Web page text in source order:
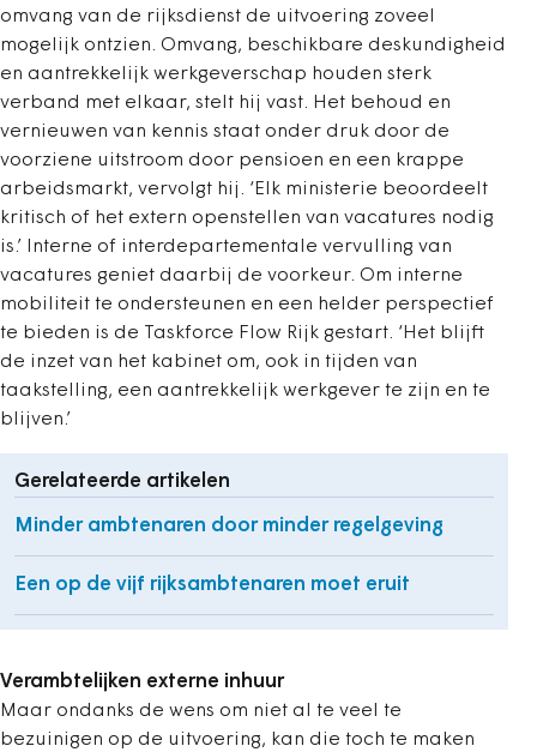
omvang van de rijksdienst de uitvoering zoveel
mogelijk ontzien. Omvang, beschikbare deskundigheid
en aantrekkelijk werkgeverschap houden sterk
verband met elkaar, stelt hij vast. Het behoud en
vernieuwen van kennis staat onder druk door de
voorziene uitstroom door pensioen en een krappe
arbeidsmarkt, vervolgt hij. ‘Elk ministerie beoordeelt
kritisch of het extern openstellen van vacatures nodig
is.’ Interne of interdepartementale vervulling van
vacatures geniet daarbij de voorkeur. Om interne
mobiliteit te ondersteunen en een helder perspectief
te bieden is de Taskforce Flow Rijk gestart. ‘Het blijft
de inzet van het kabinet om, ook in tijden van
taakstelling, een aantrekkelijk werkgever te zijn en te
blijven.’
Gerelateerde artikelen
Minder ambtenaren door minder regelgeving
Een op de vijf rijksambtenaren moet eruit
Verambtelijken externe inhuur
Maar ondanks de wens om niet al te veel te
bezuinigen op de uitvoering, kan die toch te maken